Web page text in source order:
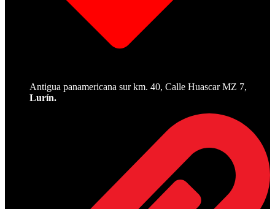
Antigua panamericana sur km. 40, Calle Huascar MZ 7,
Lurín.